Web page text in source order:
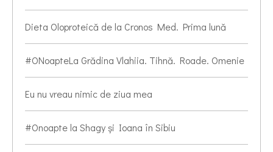
Dieta Oloproteică de la Cronos Med. Prima lună
#ONoapteLa Grădina Vlahiia. Tihnă. Roade. Omenie
Eu nu vreau nimic de ziua mea
#Onoapte la Shagy și Ioana în Sibiu